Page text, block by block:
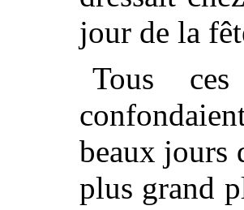
jour de la
Tous
beaux jours
plus grand